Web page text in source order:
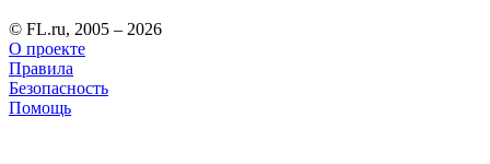
© FL.ru, 2005 – 2026
О проекте
Правила
Безопасность
Помощь